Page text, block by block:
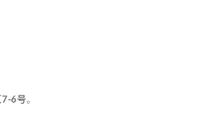
7-6号。